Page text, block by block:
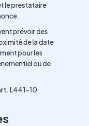
le prestataire
prévoir des
de la date
pour les
ou de
L441-10